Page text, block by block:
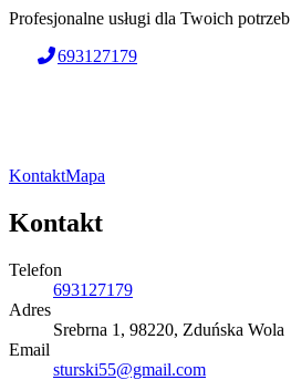
Profesjonalne usługi dla Twoich potrzeb
693127179
KontaktMapa
Kontakt
Telefon
693127179
Adres
Srebrna 1, 98220, Zduńska Wola
Email
sturski55@gmail.com